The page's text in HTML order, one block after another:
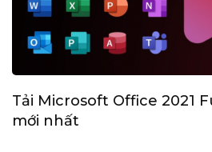
Tải Microsoft Office 2021
mới nhất